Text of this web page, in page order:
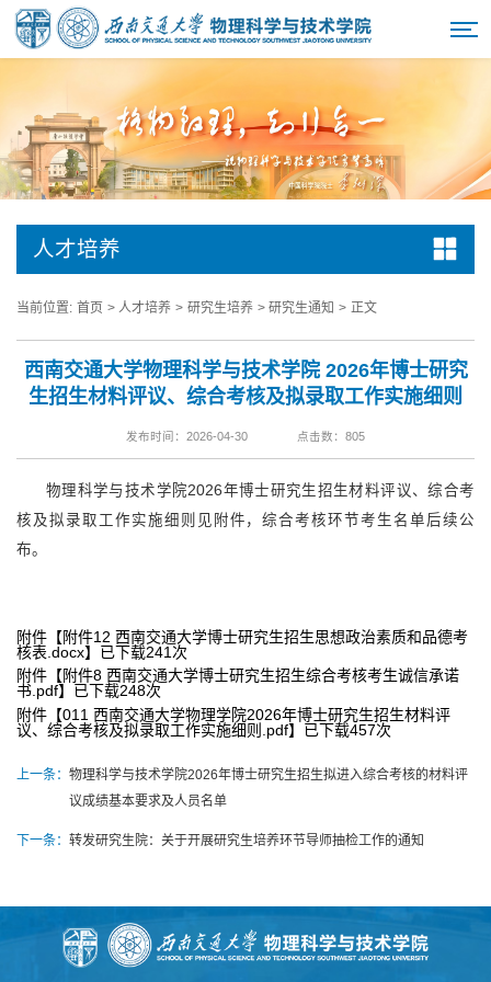
人才培养
当前位置: 首页 > 人才培养 > 研究生培养 > 研究生通知 > 正文
西南交通大学物理科学与技术学院 2026年博士研究
生招生材料评议、综合考核及拟录取工作实施细则
发布时间：2026-04-30 点击数： 805
物理科学与技术学院2026年博士研究生招生材料评议、综合考
核及拟录取工作实施细则见附件，综合考核环节考生名单后续公
布。
附件【附件12 西南交通大学博士研究生招生思想政治素质和品德考
核表.docx】已下载241 次
附件【附件8 西南交通大学博士研究生招生综合考核考生诚信承诺
书.pdf】已下载248次
附件【011 西南交通大学物理学院2026年博士研究生招生材料评
议、综合考核及拟录取工作实施细则.pdf】已下载457次
上一条： 物理科学与技术学院2026年博士研究生招生拟进入综合考核的材料评
议成绩基本要求及人员名单
下一条： 转发研究生院：关于开展研究生培养环节导师抽检工作的通知